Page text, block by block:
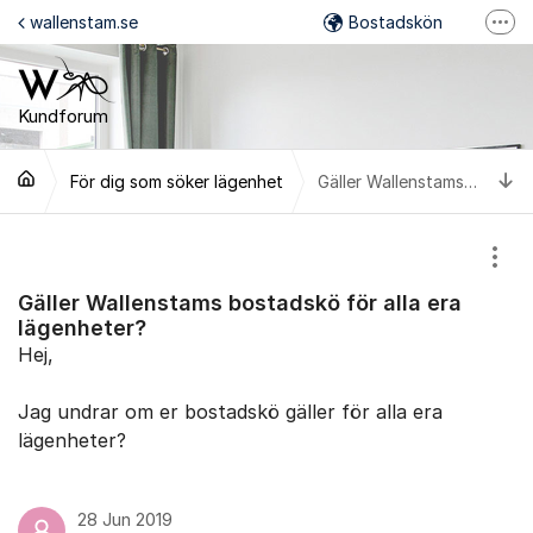
Hoppa till innehåll
Kundforum
wallenstam.se Bostadskön
Wallenstam på Facebook
För dig som söker lägenhet Gäller Wallenstams bostadskö för alla era lägenheter?
Gäller Wallenstams bostadskö för alla era
lägenheter?
Hej,
Jag undrar om er bostadskö gäller för alla era
lägenheter?
28 Jun 2019